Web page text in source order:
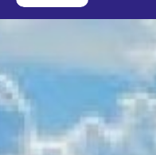
бури,
радиационный
фон и пробки
в Хабаровске